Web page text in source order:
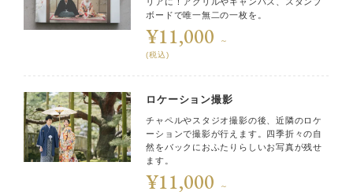
ボードで唯一無二の一枚を。
¥11,000
～
(税込)
ロケーション撮影
チャペルやスタジオ撮影の後、近隣のロケ
ーションで撮影が行えます。四季折々の自
然をバックにおふたりらしいお写真が残せ
ます。
¥11,000
～